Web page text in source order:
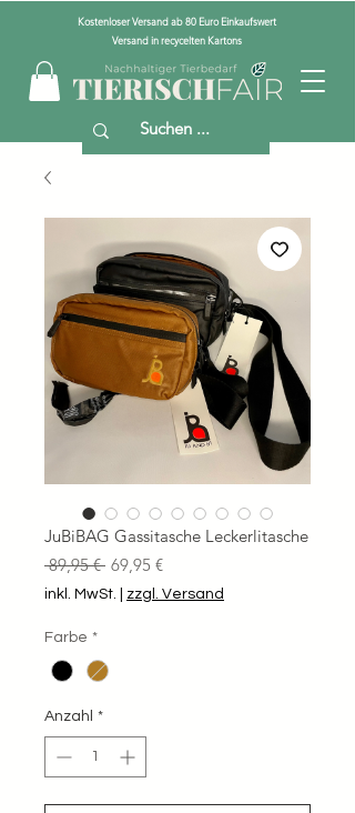
Kostenloser Versand ab 80 Euro Einkaufswert
Versand in recycelten Kartons
JuBiBAG Gassitasche Leckerlitasche
89,95 € Standardpreis
69,95 €Sale-
Preis
inkl. MwSt. zzgl. Versand
Farbe *
Anzahl *